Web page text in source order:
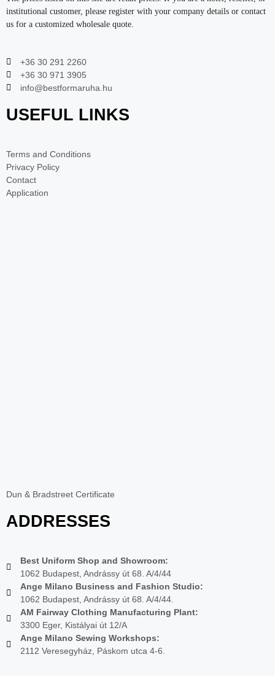
institutional customer, please register with your company details or contact
us for a customized wholesale quote.
+36 30 291 2260
+36 30 971 3905
info@bestformaruha.hu
USEFUL LINKS
Terms and Conditions
Privacy Policy
Contact
Application
Dun & Bradstreet Certificate
ADDRESSES
Best Uniform Shop and Showroom:
1062 Budapest, Andrássy út 68. A/4/44
Ange Milano Business and Fashion Studio:
1062 Budapest, Andrássy út 68. A/4/44.
AM Fairway Clothing Manufacturing Plant:
3300 Eger, Kistályai út 12/A
Ange Milano Sewing Workshops:
2112 Veresegyház, Páskom utca 4-6.